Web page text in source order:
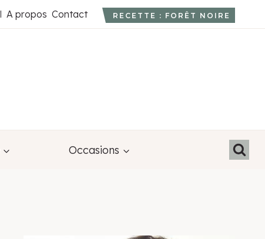
A propos Contact RECETTE : FORÊT NOIRE
Occasions